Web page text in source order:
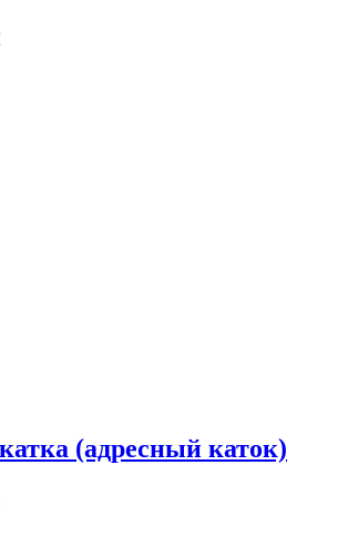
(адресный каток)